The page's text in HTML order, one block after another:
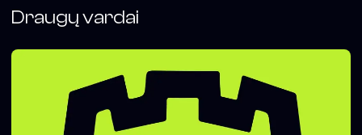
Draugų vardai